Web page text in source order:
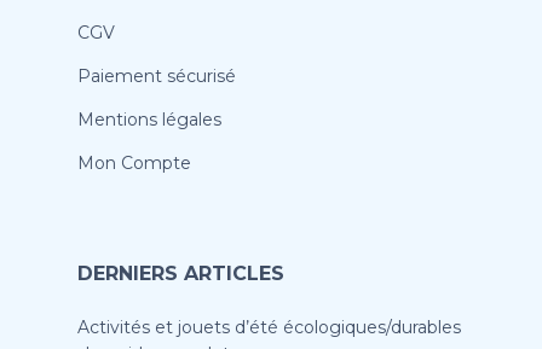
CGV
Paiement sécurisé
Mentions légales
Mon Compte
DERNIERS ARTICLES
Activités et jouets d’été écologiques/durables